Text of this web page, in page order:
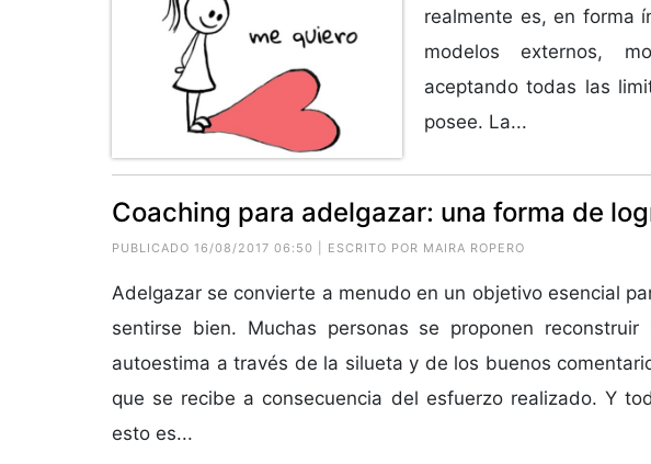
realmente es, en forma
modelos externos,
aceptando todas las
posee. La...
Coaching para adelgazar: una forma de
PUBLICADO 16/08/2017 06:50 | ESCRITO POR MAIRA ROPERO
Adelgazar se convierte a menudo en un objetivo esencial
sentirse bien. Muchas personas se proponen reconstruir
autoestima a través de la silueta y de los buenos
que se recibe a consecuencia del esfuerzo realizado. Y
esto es...